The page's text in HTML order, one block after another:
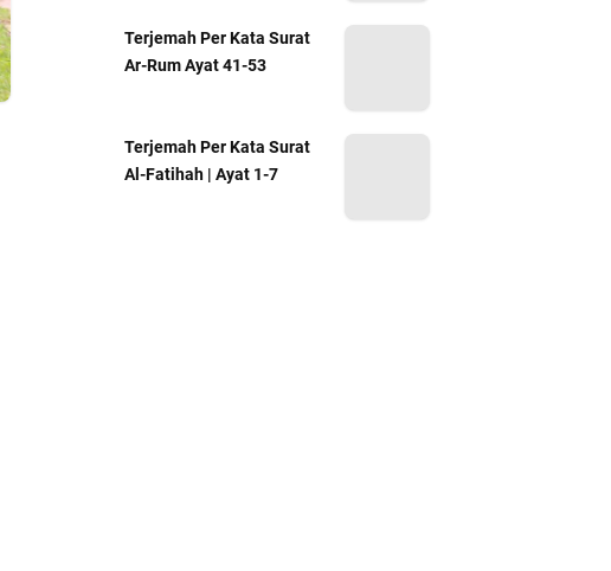
Terjemah Per Kata Surat
Ar-Rum Ayat 41-53
Terjemah Per Kata Surat
Al-Fatihah | Ayat 1-7